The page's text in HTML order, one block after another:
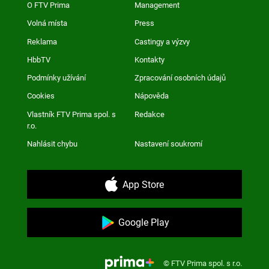
O FTV Prima Management
Volná místa Press
Reklama Castingy a výzvy
HbbTV Kontakty
Podmínky užívání Zpracování osobních údajů
Cookies Nápověda
Vlastník FTV Prima spol. s
r.o.
Redakce
Nahlásit chybu Nastavení soukromí
App Store
Google Play
© FTV Prima spol. s r.o.